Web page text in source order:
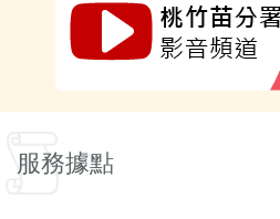
服務據點